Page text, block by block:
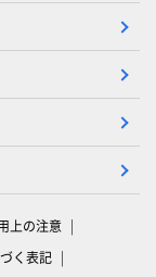
上の注意
く表記